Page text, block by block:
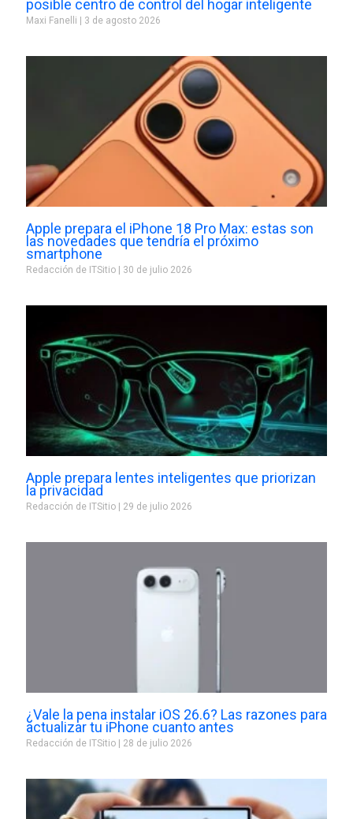
posible centro de control del hogar inteligente
Maxi Fanelli 3 de agosto 2026
Apple prepara el iPhone 18 Pro Max: estas son
las novedades que tendría el próximo
smartphone
Redacción de ITSitio 30 de julio 2026
Apple prepara lentes inteligentes que priorizan
la privacidad
Redacción de ITSitio 29 de julio 2026
¿Vale la pena instalar iOS 26.6? Las razones para
actualizar tu iPhone cuanto antes
Redacción de ITSitio 28 de julio 2026